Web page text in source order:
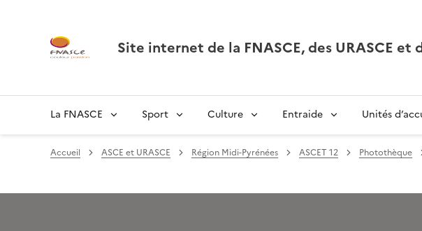
Site internet de la FNASCE, des URASCE et
La FNASCE Sport Culture Entraide Unités
Accueil ASCE et URASCE Région Midi-Pyrénées ASCET 12 Photothèque